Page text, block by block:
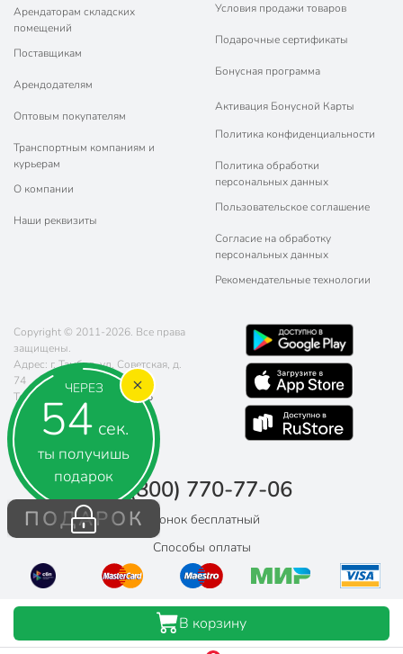
ЧЕРЕЗ
53 сек.
ты получишь
подарок
ПОДАРОК
Артикул производителя
81-204
Linea ASTI
515 г
26 x 14 x 21 см
Арендаторам складских
помещений
Поставщикам
Арендодателям
Оптовым покупателям
Транспортным компаниям и
курьерам
О компании
Наши реквизиты
Условия продажи товаров
Подарочные сертификаты
Бонусная программа
Активация Бонусной Карты
Политика конфиденциальности
Политика обработки
персональных данных
Пользовательское соглашение
Согласие на обработку
персональных данных
Рекомендательные технологии
Copyright © 2011-2026. Все права
защищены.
Адрес: г. Тамбов, ул. Советская, д.
74
Телефон:
8 (800) 770-77-06
Почта:sales@poryadok.ru
8 (800) 770-77-06
Звонок бесплатный
Способы оплаты
В корзину